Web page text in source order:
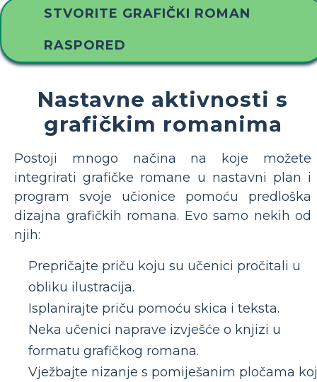
STVORITE GRAFIČKI ROMAN
RASPORED
Nastavne aktivnosti s
grafičkim romanima
Postoji mnogo načina na koje možete
integrirati grafičke romane u nastavni plan i
program svoje učionice pomoću predloška
dizajna grafičkih romana. Evo samo nekih od
njih:
Prepričajte priču koju su učenici pročitali u
obliku ilustracija.
Isplanirajte priču pomoću skica i teksta.
Neka učenici naprave izvješće o knjizi u
formatu grafičkog romana.
Vježbajte nizanje s pomiješanim pločama